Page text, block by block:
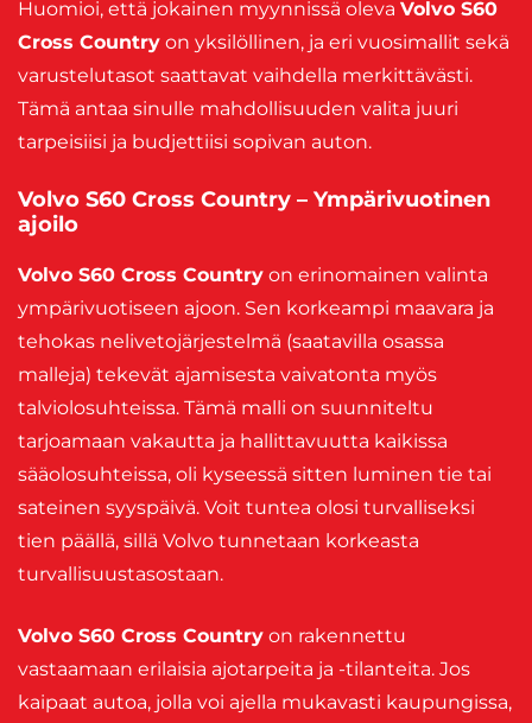
Huomioi, että jokainen myynnissä oleva Volvo S60
Cross Country on yksilöllinen, ja eri vuosimallit sekä
varustelutasot saattavat vaihdella merkittävästi.
Tämä antaa sinulle mahdollisuuden valita juuri
tarpeisiisi ja budjettiisi sopivan auton.
Volvo S60 Cross Country – Ympärivuotinen
ajoilo
Volvo S60 Cross Country on erinomainen valinta
ympärivuotiseen ajoon. Sen korkeampi maavara ja
tehokas nelivetojärjestelmä (saatavilla osassa
malleja) tekevät ajamisesta vaivatonta myös
talviolosuhteissa. Tämä malli on suunniteltu
tarjoamaan vakautta ja hallittavuutta kaikissa
sääolosuhteissa, oli kyseessä sitten luminen tie tai
sateinen syyspäivä. Voit tuntea olosi turvalliseksi
tien päällä, sillä Volvo tunnetaan korkeasta
turvallisuustasostaan.
Volvo S60 Cross Country on rakennettu
vastaamaan erilaisia ajotarpeita ja -tilanteita. Jos
kaipaat autoa, jolla voi ajella mukavasti kaupungissa,